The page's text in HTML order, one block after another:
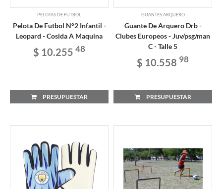
PELOTAS DE FUTBOL
Pelota De Futbol N°2 Infantil -
Leopard - Cosida A Maquina
$ 10.255 48
PRESUPUESTAR
GUANTES ARQUERO
Guante De Arquero Drb -
Clubes Europeos - Juv/psg/man
C - Talle 5
$ 10.558 98
PRESUPUESTAR